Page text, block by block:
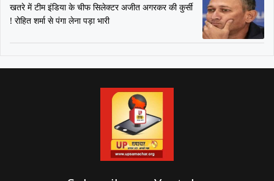
खतरे में टीम इंडिया के चीफ सिलेक्टर अजीत अगरकर की कुर्सी
! रोहित शर्मा से पंगा लेना पड़ा भारी